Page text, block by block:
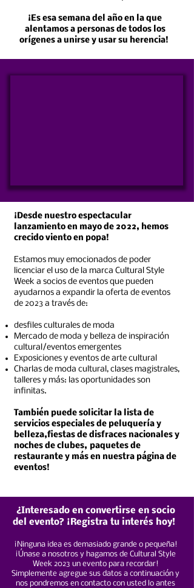
¡Es esa semana del año en la que
alentamos a personas de todos los
orígenes a unirse y usar su herencia!
Socios de eventos
¡Desde nuestro espectacular
lanzamiento en mayo de 2022, hemos
crecido viento en popa!
Estamos muy emocionados de poder
licenciar el uso de la marca Cultural Style
Week a socios de eventos que pueden
ayudarnos a expandir la oferta de eventos
de 2023 a través de:
desfiles culturales de moda
Mercado de moda y belleza de inspiración
cultural/eventos emergentes
Exposiciones y eventos de arte cultural
Charlas de moda cultural, clases magistrales,
talleres y más: las oportunidades son
infinitas.
También puede solicitar la lista de
servicios especiales de peluquería y
belleza,fiestas de disfraces nacionales y
noches de clubes, paquetes de
restaurante y más en nuestra página de
eventos!
¿Interesado en convertirse en socio
del evento? ¡Registra tu interés hoy!
¡Ninguna idea es demasiado grande o pequeña!
¡Únase a nosotros y hagamos de Cultural Style
Week 2023 un evento para recordar!
Simplemente agregue sus datos a continuación y
nos pondremos en contacto con usted lo antes